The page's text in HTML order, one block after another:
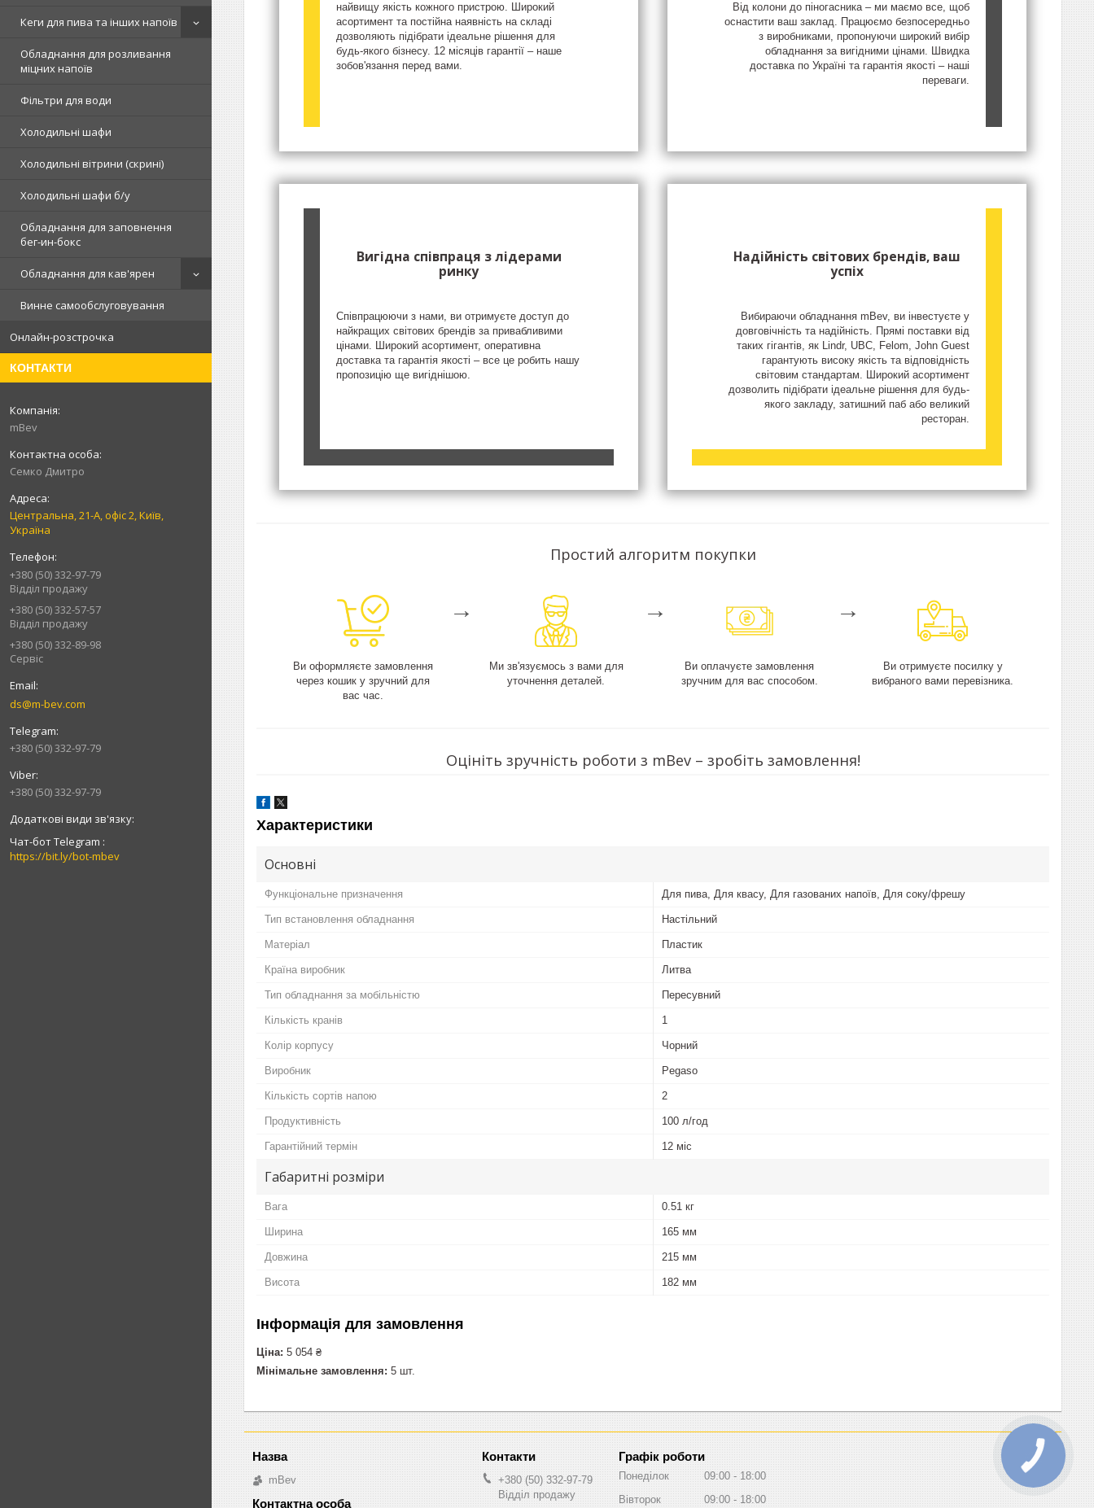
Кеги для пива та інших напоїв
Обладнання для розливання
міцних напоїв
Фільтри для води
Холодильні шафи
Холодильні вітрини (скрині)
Холодильні шафи б/у
Обладнання для заповнення
бег-ин-бокс
Обладнання для кав'ярен
Винне самообслуговування
Онлайн-розстрочка
КОНТАКТИ
mBev
Cемко Дмитро
Центральна, 21-А, офіс 2, Київ,
Україна
+380 (50) 332-97-79
Відділ продажу
+380 (50) 332-57-57
Відділ продажу
+380 (50) 332-89-98
Сервіс
ds@m-bev.com
+380 (50) 332-97-79
+380 (50) 332-97-79
Чат-бот Telegram
https://bit.ly/bot-mbev
найвищу якість кожного пристрою. Широкий
асортимент та постійна наявність на складі
дозволяють підібрати ідеальне рішення для
будь-якого бізнесу. 12 місяців гарантії – наше
зобов'язання перед вами.
Від колони до піногасника – ми маємо все, щоб
оснастити ваш заклад. Працюємо безпосередньо
з виробниками, пропонуючи широкий вибір
обладнання за вигідними цінами. Швидка
доставка по Україні та гарантія якості – наші
переваги.
Вигідна співпраця з лідерами
ринку
Співпрацюючи з нами, ви отримуєте доступ до
найкращих світових брендів за привабливими
цінами. Широкий асортимент, оперативна
доставка та гарантія якості – все це робить нашу
пропозицію ще вигіднішою.
Надійність світових брендів, ваш
успіх
Вибираючи обладнання mBev, ви інвестуєте у
довговічність та надійність. Прямі поставки від
таких гігантів, як Lindr, UBC, Felom, John Guest
гарантують високу якість та відповідність
світовим стандартам. Широкий асортимент
дозволить підібрати ідеальне рішення для будь-
якого закладу, затишний паб або великий
ресторан.
Простий алгоритм покупки
Ви оформляєте замовлення
через кошик у зручний для
вас час.
→
Ми зв'язуємось з вами для
уточнення деталей.
→
Ви оплачуєте замовлення
зручним для вас способом.
→
Ви отримуєте посилку у
вибраного вами перевізника.
Оцініть зручність роботи з mBev – зробіть замовлення!
Характеристики
Основні
Функціональне призначення Для пива, Для квасу, Для газованих напоїв, Для соку/фрешу
Тип встановлення обладнання Настільний
Матеріал Пластик
Країна виробник Литва
Тип обладнання за мобільністю Пересувний
Кількість кранів 1
Колір корпусу Чорний
Виробник Pegaso
Кількість сортів напою 2
Продуктивність 100 л/год
Гарантійний термін 12 міс
Габаритні розміри
Вага 0.51 кг
Ширина 165 мм
Довжина 215 мм
Висота 182 мм
Інформація для замовлення
Ціна: 5 054 ₴
Мінімальне замовлення: 5 шт.
mBev
+380 (50) 332-97-79
Відділ продажу
Графік роботи
Понеділок 09:00
18:00
Вівторок
09:00 18:00